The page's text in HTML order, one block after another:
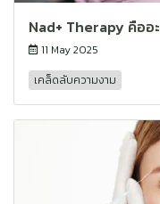
Nad+ Therapy คืออะ
11 May 2025
เคล็ดลับความงาม